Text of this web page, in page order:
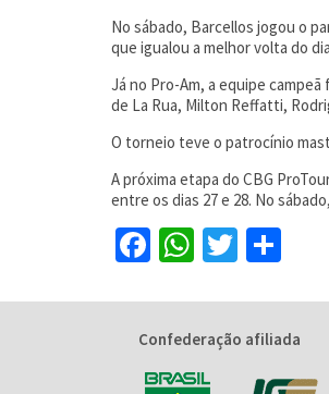
No sábado, Barcellos jogou o
que igualou a melhor volta do
Já no Pro-Am, a equipe
de La Rua, Milton Reffatti,
O torneio teve o patrocínio
A próxima etapa do CBG
entre os dias 27 e 28. No
Facebook
WhatsApp
Twitter
Confederação afiliada